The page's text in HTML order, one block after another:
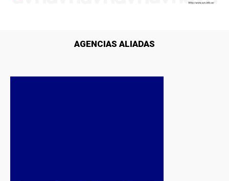
AGENCIAS ALIADAS